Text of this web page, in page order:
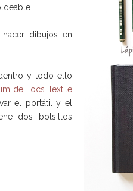
dibujos en
y todo ello
de Tocs Textile
el portátil y el
dos bolsillos